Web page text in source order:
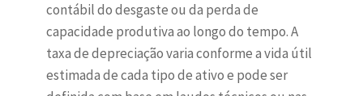
contábil do desgaste ou da perda de
capacidade produtiva ao longo do tempo. A
taxa de depreciação varia conforme a vida útil
estimada de cada tipo de ativo e pode ser